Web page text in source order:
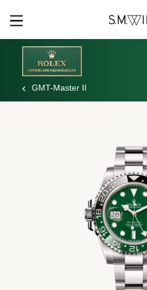
GMT-Master II